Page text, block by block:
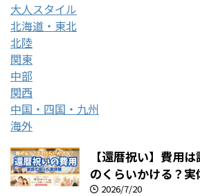
大人スタイル
北海道・東北
北陸
関東
中部
関西
中国・四国・九州
海外
【還暦祝い】費用
のくらいかける？
2026/7/20